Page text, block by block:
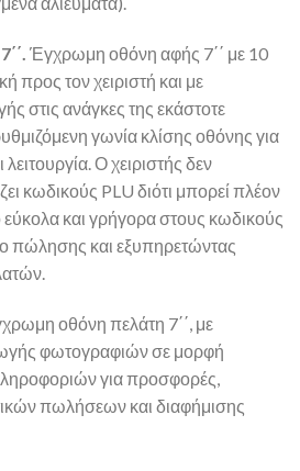
Έγχρωμη οθόνη αφής 7΄΄ με 10
προς τον χειριστή και με
στις ανάγκες της εκάστοτε
γωνία κλίσης οθόνης για
Ο χειριστής δεν
κωδικούς PLU διότι μπορεί πλέον
και γρήγορα στους κωδικούς
πώλησης και εξυπηρετώντας
οθόνη πελάτη 7΄΄, με
φωτογραφιών σε μορφή
για προσφορές,
πωλήσεων και διαφήμισης